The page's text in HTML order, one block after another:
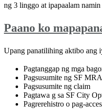
ng 3 linggo at ipapaalam
Paano ko
Upang panatilihing aktibo ang
Pagtanggap ng mga
Pagsusumite ng SF
Pagsusumite ng claim
Pagtawa g sa SF City
Pagrerehistro o pag-